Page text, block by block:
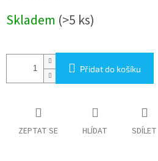
cena:
Skladem (>5 ks)
Přidat do košíku
ZEPTAT SE HLÍDAT SDÍLET